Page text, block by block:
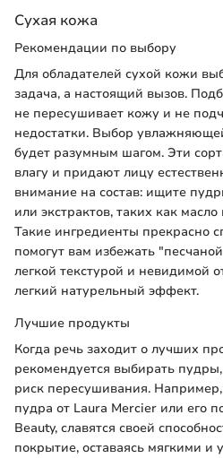
Сухая кожа
Рекомендации по выбору
Для обладателей сухой кожи
задача, а настоящий вызов.
не пересушивает кожу и не
недостатки. Выбор
будет разумным шагом. Эти
влагу и придают лицу
внимание на состав: ищите
или экстрактов, таких как
Такие ингредиенты прекрасно
помогут вам избежать
легкой текстурой и невидимой
легкий натурельный эффект.
Лучшие продукты
Когда речь заходит о лучших
рекомендуется выбирать
риск пересушивания.
пудра от Laura Mercier или его
Beauty, славятся своей
покрытие, оставаясь мягкими